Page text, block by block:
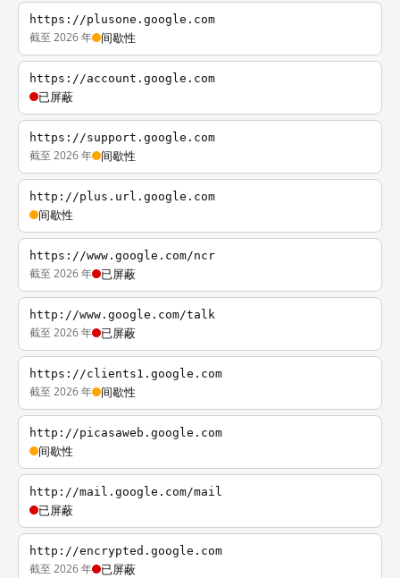
https://plusone.google.com
截至 2026 年 间歇性
https://account.google.com
已屏蔽
https://support.google.com
截至 2026 年 间歇性
http://plus.url.google.com
间歇性
https://www.google.com/ncr
截至 2026 年 已屏蔽
http://www.google.com/talk
截至 2026 年 已屏蔽
https://clients1.google.com
截至 2026 年 间歇性
http://picasaweb.google.com
间歇性
http://mail.google.com/mail
已屏蔽
http://encrypted.google.com
截至 2026 年 已屏蔽